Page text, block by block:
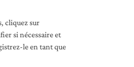
cliquez sur
si nécessaire et
le en tant que